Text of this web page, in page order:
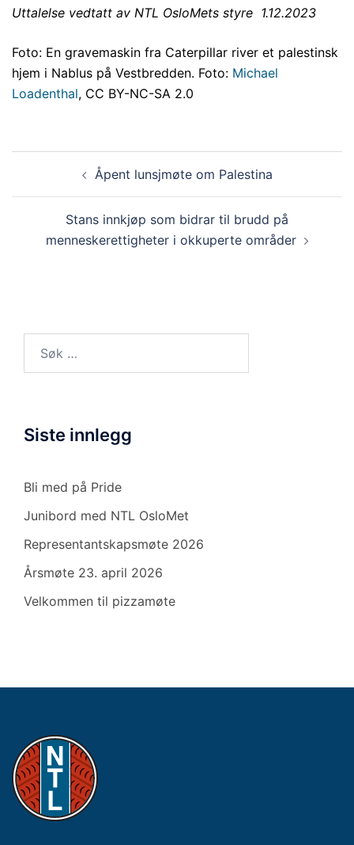
Uttalelse vedtatt av NTL OsloMets styre 1.12.2023
Foto: En gravemaskin fra Caterpillar river et palestinsk
hjem i Nablus på Vestbredden. Foto: Michael
Loadenthal, CC BY-NC-SA 2.0
Innleggsnavigasjon
Åpent lunsjmøte om Palestina
Stans innkjøp som bidrar til brudd på
menneskerettigheter i okkuperte områder
Siste innlegg
Bli med på Pride
Junibord med NTL OsloMet
Representantskapsmøte 2026
Årsmøte 23. april 2026
Velkommen til pizzamøte